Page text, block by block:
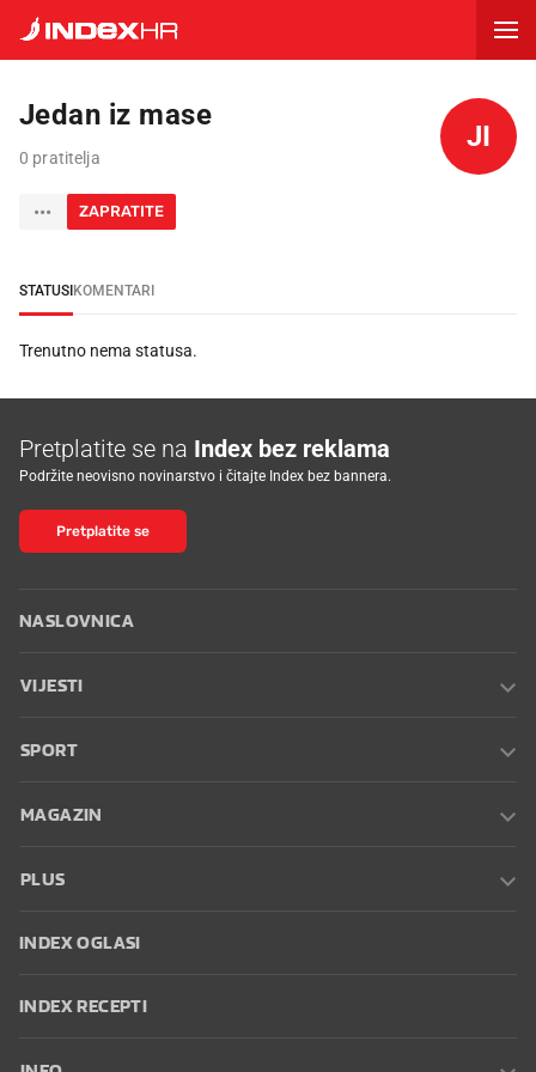
Jedan iz mase
0 pratitelja
ZAPRATITE
JI
STATUSI KOMENTARI
Trenutno nema statusa.
Pretplatite se na Index bez reklama
Podržite neovisno novinarstvo i čitajte Index bez bannera.
Pretplatite se
NASLOVNICA
VIJESTI
SPORT
MAGAZIN
PLUS
INDEX OGLASI
INDEX RECEPTI